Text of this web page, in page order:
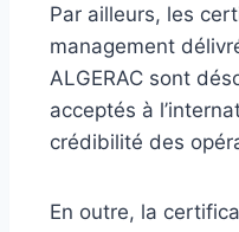
Par ailleurs, les
management
ALGERAC sont
acceptés à
crédibilité des
En outre, la